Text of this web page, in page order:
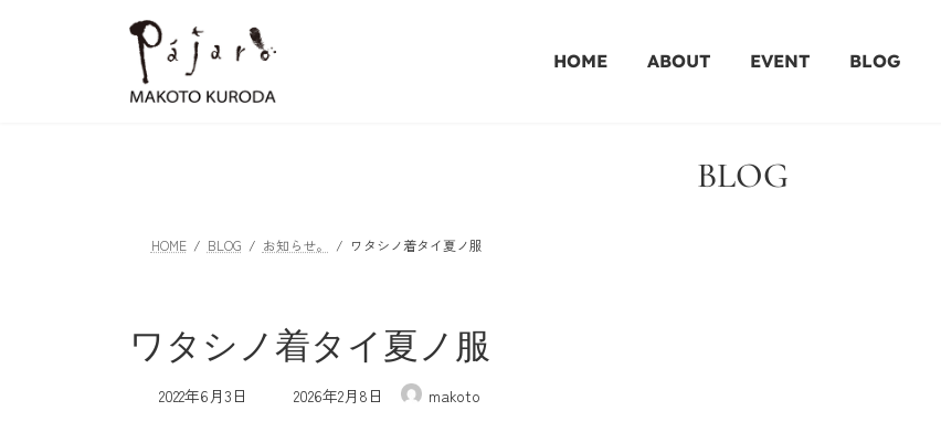
HOME ABOUT EVENT BLOG
BLOG
HOME BLOG お知らせ。 ワタシノ着タイ夏ノ服
ワタシノ着タイ夏ノ服
2022年6月3日
最
2026年2月8日 makoto